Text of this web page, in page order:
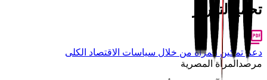
تحميلالتقرير
دعم تمكين المرأة من خلال سياسات الاقتصاد الكلى
مرصد المرأة المصرية